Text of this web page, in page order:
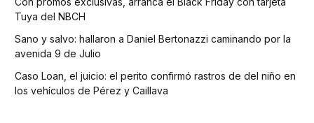
Tuya del NBCH
Sano y salvo: hallaron a Daniel Bertonazzi caminando por la
avenida 9 de Julio
Caso Loan, el juicio: el perito confirmó rastros de del niño en
los vehículos de Pérez y Caillava